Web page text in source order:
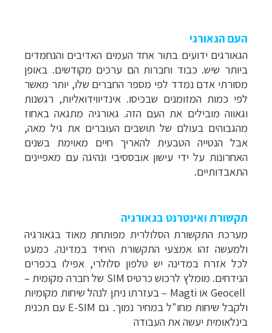
העם הגאורגי
הגאורגים ידועים בתור אחד העמים האדיבים והנחמדים
ביותר שיש. כבוד וחברות הם ערכים מקודשים. באופן
מסורתי אדם נמדד לפי מספר החברים שלו, יותר מאשר
לפי כמות המזומנים שבכיסו. אינדיווידואליות, רגשנות
וגאווה מובילים את העם הזה. גאורגיה מתגאה באחוז
מהגבוהים בעולם של תושבים העוברים את גיל מאה,
אבל הנטייה הטבעית להאריך חיים מאוימת בשנים
האחרונות על ידי עישון אובססיבי ונהיגה עם מאפיינים
התאבדותיים.
תקשורת ואינטרנט בגאורגיה
מערכת התקשורת הסלולרית מפותחת מאוד בגאורגיה
ולמעשה זהו אמצעי התקשורת היחיד במדינה. כמעט
לכל אזרח במדינה יש טלפון סלולרי, אפילו בכפרים
הנידחים. מומלץ לרכוש כרטיס SIM של חברה מקומית –
Geocell או Magti
– בעזרתו ניתן לנהל שיחות מקומיות
ולקבל שיחות מחו"ל במחיר נמוך. גם E-SIM עם תכנית
בינלאומית יעשה את העבודה